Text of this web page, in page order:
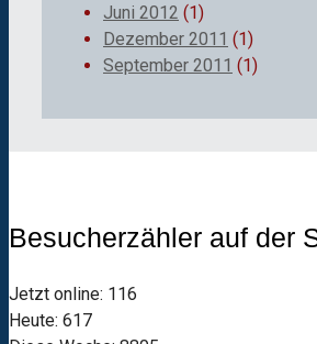
Juni 2012 (1)
Dezember 2011 (1)
September 2011 (1)
Besucherzähler auf der
Jetzt online: 116
Heute: 617